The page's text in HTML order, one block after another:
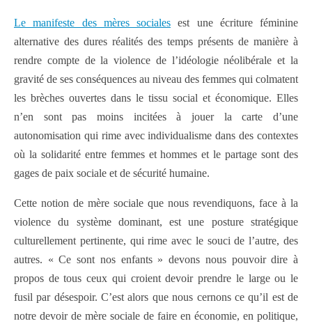
Le manifeste des mères sociales est une écriture féminine
alternative des dures réalités des temps présents de manière à
rendre compte de la violence de l’idéologie néolibérale et la
gravité de ses conséquences au niveau des femmes qui colmatent
les brèches ouvertes dans le tissu social et économique. Elles
n’en sont pas moins incitées à jouer la carte d’une
autonomisation qui rime avec individualisme dans des contextes
où la solidarité entre femmes et hommes et le partage sont des
gages de paix sociale et de sécurité humaine.
Cette notion de mère sociale que nous revendiquons, face à la
violence du système dominant, est une posture stratégique
culturellement pertinente, qui rime avec le souci de l’autre, des
autres. « Ce sont nos enfants » devons nous pouvoir dire à
propos de tous ceux qui croient devoir prendre le large ou le
fusil par désespoir. C’est alors que nous cernons ce qu’il est de
notre devoir de mère sociale de faire en économie, en politique,